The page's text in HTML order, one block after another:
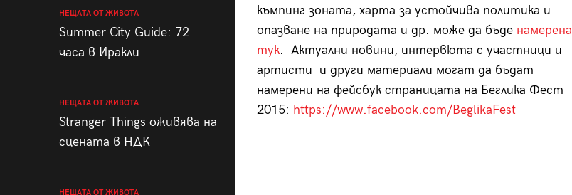
НЕЩАТА ОТ ЖИВОТА
Summer City Guide: 72
часа в Иракли
НЕЩАТА ОТ ЖИВОТА
Stranger Things оживява на
сцената в НДК
НЕЩАТА ОТ ЖИВОТА
къмпинг зоната, харта за устойчива политика и
опазване на природата и др. може да бъде намерена
тук. Актуални новини, интервюта с участници и
артисти и други материали могат да бъдат
намерени на фейсбук страницата на Беглика Фест
2015: https://www.facebook.com/BeglikaFest